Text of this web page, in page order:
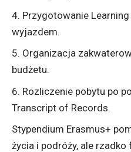
Przygotowanie
wyjazdem.
Organizacja
budżetu.
Rozliczenie pobytu po
Transcript of Records.
Stypendium Erasmus+
życia i podróży, ale rzadko